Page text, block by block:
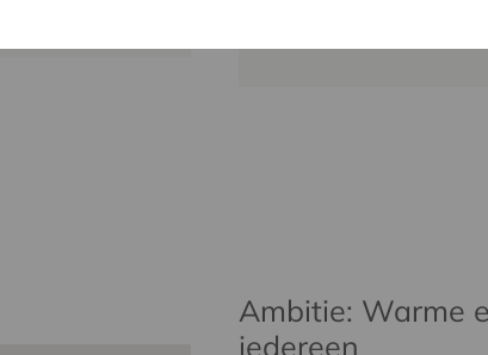
Ambitie: Warme
iedereen